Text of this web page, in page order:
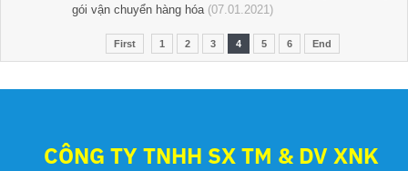
gói vận chuyển hàng hóa(07.01.2021)
First 1 2 3 4 5 6 End
CÔNG TY TNHH SX TM & DV XNK